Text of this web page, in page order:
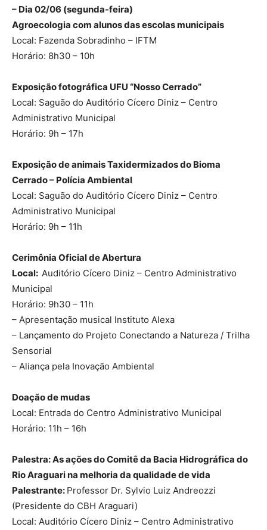
– Dia 02/06 (segunda-feira)
Agroecologia com alunos das escolas municipais
Local: Fazenda Sobradinho – IFTM
Horário: 8h30 – 10h
Exposição fotográfica UFU “Nosso Cerrado”
Local: Saguão do Auditório Cícero Diniz – Centro
Administrativo Municipal
Horário: 9h – 17h
Exposição de animais Taxidermizados do Bioma
Cerrado – Polícia Ambiental
Local: Saguão do Auditório Cícero Diniz – Centro
Administrativo Municipal
Horário: 9h – 11h
Cerimônia Oficial de Abertura
Local: Auditório Cícero Diniz – Centro Administrativo
Municipal
Horário: 9h30 – 11h
– Apresentação musical Instituto Alexa
– Lançamento do Projeto Conectando a Natureza / Trilha
Sensorial
– Aliança pela Inovação Ambiental
Doação de mudas
Local: Entrada do Centro Administrativo Municipal
Horário: 11h – 16h
Palestra: As ações do Comitê da Bacia Hidrográfica do
Rio Araguari na melhoria da qualidade de vida
Palestrante: Professor Dr. Sylvio Luiz Andreozzi
(Presidente do CBH Araguari)
Local: Auditório Cícero Diniz – Centro Administrativo